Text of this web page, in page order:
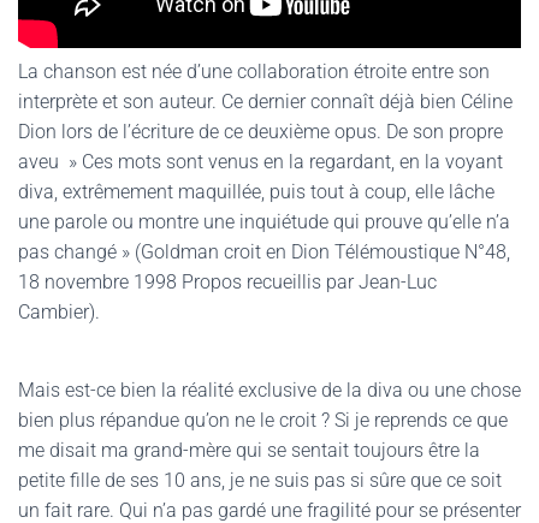
La chanson est née d’une collaboration étroite entre son
interprète et son auteur. Ce dernier connaît déjà bien Céline
Dion lors de l’écriture de ce deuxième opus. De son propre
aveu » Ces mots sont venus en la regardant, en la voyant
diva, extrêmement maquillée, puis tout à coup, elle lâche
une parole ou montre une inquiétude qui prouve qu’elle n’a
pas changé » (Goldman croit en Dion Télémoustique N°48,
18 novembre 1998 Propos recueillis par Jean-Luc
Cambier).
Mais est-ce bien la réalité exclusive de la diva ou une chose
bien plus répandue qu’on ne le croit ? Si je reprends ce que
me disait ma grand-mère qui se sentait toujours être la
petite fille de ses 10 ans, je ne suis pas si sûre que ce soit
un fait rare. Qui n’a pas gardé une fragilité pour se présenter